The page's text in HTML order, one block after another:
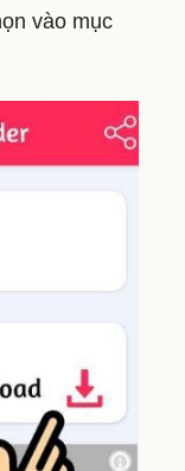
vào mục